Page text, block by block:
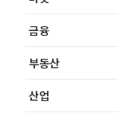
금융
부동산
산업